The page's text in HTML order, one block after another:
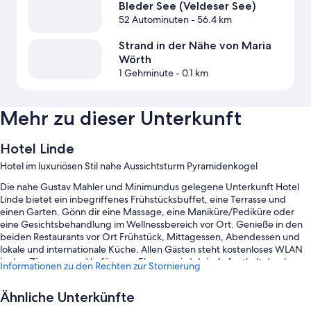
Bleder See (Veldeser See)
52 Autominuten- 56.4 km
Strand in der Nähe von Maria
Wörth
1 Gehminute- 0.1 km
Mehr zu dieser Unterkunft
Hotel Linde
Hotel im luxuriösen Stil nahe Aussichtsturm Pyramidenkogel
Die nahe Gustav Mahler und Minimundus gelegene Unterkunft Hotel
Linde bietet ein inbegriffenes Frühstücksbuffet, eine Terrasse und
einen Garten. Gönn dir eine Massage, eine Maniküre/Pediküre oder
eine Gesichtsbehandlung im Wellnessbereich vor Ort. Genieße in den
beiden Restaurants vor Ort Frühstück, Mittagessen, Abendessen und
lokale und internationale Küche. Allen Gästen steht kostenloses WLAN
in den Zimmern zur Verfügung. Ebenso wird dein Aufenthalt durch
einen Friseursalon und ein Spielzimmer/Arcade-Spiele bereichert.
Weitere Extras sind:
Informationen zu den Rechten zur Stornierung
Ähnliche Unterkünfte